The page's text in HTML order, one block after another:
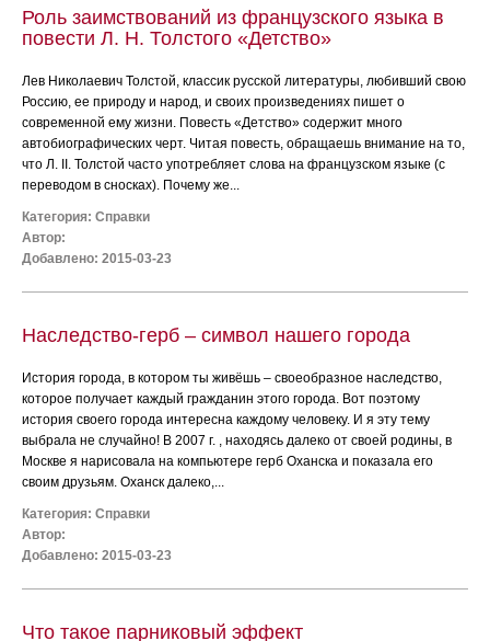
Роль заимствований из французского языка в
повести Л. Н. Толстого «Детство»
Лев Николаевич Толстой, классик русской литературы, любивший свою
Россию, ее природу и народ, и своих произведениях пишет о
современной ему жизни. Повесть «Детство» содержит много
автобиографических черт. Читая повесть, обращаешь внимание на то,
что Л. II. Толстой часто употребляет слова на французском языке (с
переводом в сносках). Почему же...
Категория: Справки
Автор:
Добавлено: 2015-03-23
Наследство-герб – символ нашего города
История города, в котором ты живёшь – своеобразное наследство,
которое получает каждый гражданин этого города. Вот поэтому
история своего города интересна каждому человеку. И я эту тему
выбрала не случайно! В 2007 г. , находясь далеко от своей родины, в
Москве я нарисовала на компьютере герб Оханска и показала его
своим друзьям. Оханск далеко,...
Категория: Справки
Автор:
Добавлено: 2015-03-23
Что такое парниковый эффект